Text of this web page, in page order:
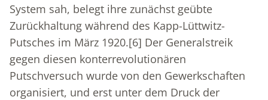
System sah, belegt ihre zunächst geübte
Zurückhaltung während des Kapp-Lüttwitz-
Putsches im März 1920.[6] Der Generalstreik
gegen diesen konterrevolutionären
Putschversuch wurde von den Gewerkschaften
organisiert, und erst unter dem Druck der